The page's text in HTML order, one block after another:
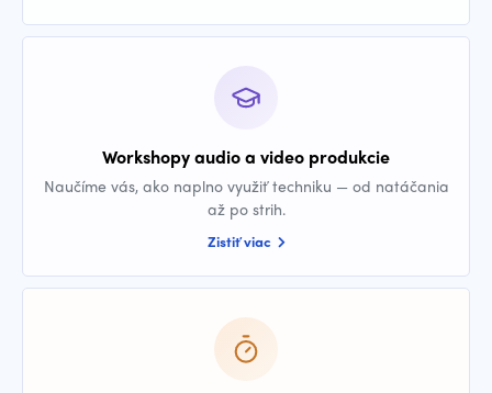
Workshopy audio a video produkcie
Naučíme vás, ako naplno využiť techniku — od natáčania
až po strih.
Zistiť viac